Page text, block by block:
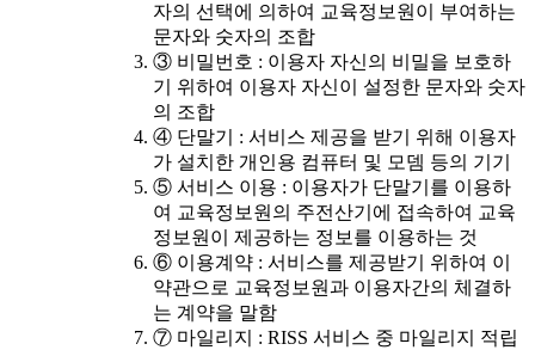
자의 선택에 의하여 교육정보원이 부여하는
문자와 숫자의 조합
③ 비밀번호 : 이용자 자신의 비밀을 보호하
기 위하여 이용자 자신이 설정한 문자와 숫자
의 조합
④ 단말기 : 서비스 제공을 받기 위해 이용자
가 설치한 개인용 컴퓨터 및 모뎀 등의 기기
⑤ 서비스 이용 : 이용자가 단말기를 이용하
여 교육정보원의 주전산기에 접속하여 교육
정보원이 제공하는 정보를 이용하는 것
⑥ 이용계약 : 서비스를 제공받기 위하여 이
약관으로 교육정보원과 이용자간의 체결하
는 계약을 말함
⑦ 마일리지 : RISS 서비스 중 마일리지 적립